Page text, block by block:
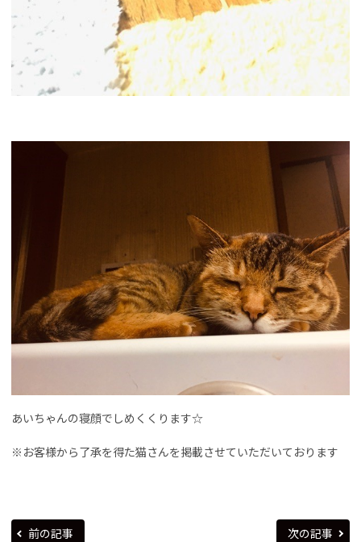
あいちゃんの寝顔でしめくくります☆
※お客様から了承を得た猫さんを掲載させていただいております
前の記事 次の記事